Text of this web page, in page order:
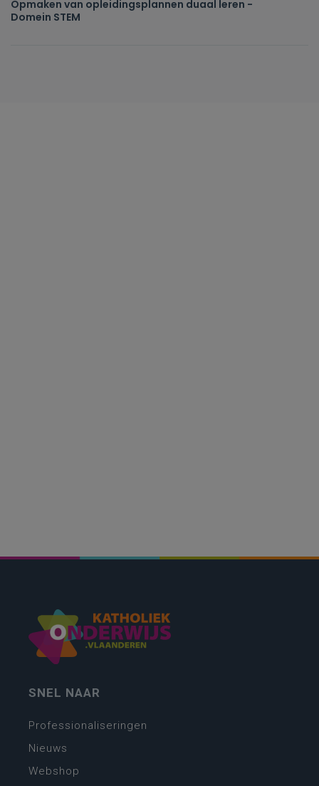
Opmaken van opleidingsplannen duaal leren -
Domein STEM
SNEL NAAR
Professionaliseringen
Nieuws
Webshop